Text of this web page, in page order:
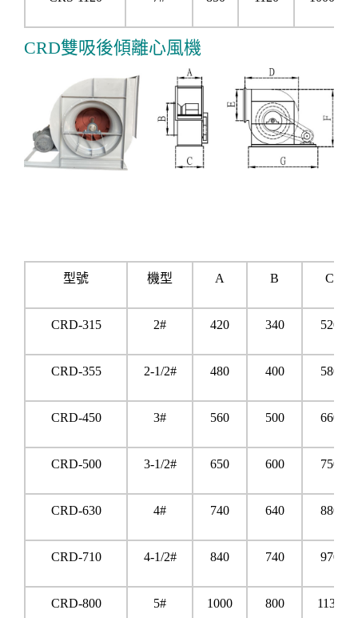
CRD雙吸後傾離心風機
型號 機型 A B C
CRD-315 2# 420 340 520
CRD-355 2-1/2# 480 400 580
CRD-450 3# 560 500 660
CRD-500 3-1/2# 650 600 750
CRD-630 4# 740 640 880
CRD-710 4-1/2# 840 740 970
CRD-800 5# 1000 800 1130